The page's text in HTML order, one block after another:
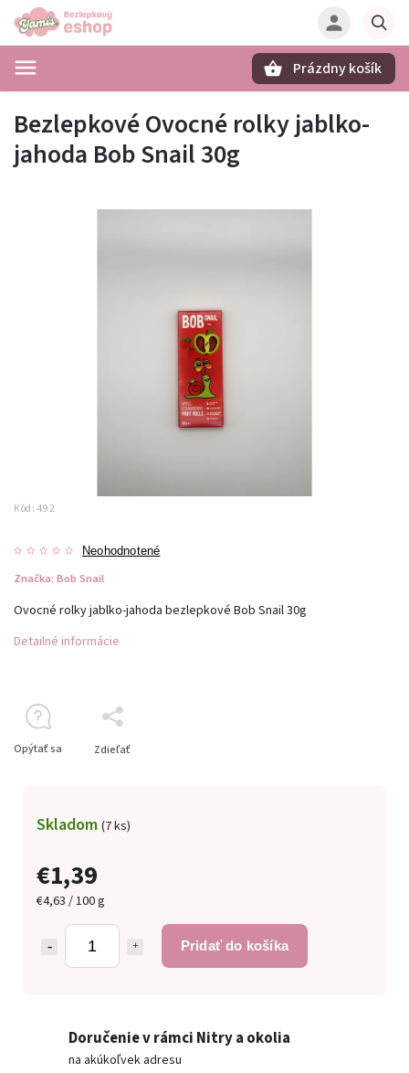
Prázdny košík
Bezlepkové Ovocné rolky jablko-
jahoda Bob Snail 30g
Kód: 492
Neohodnotené
Značka: Bob Snail
€1,39
€4,63 / 100 g
Pridať do košíka
Skladom (7 ks)
Ovocné rolky jablko-jahoda bezlepkové Bob Snail 30g
Detailné informácie
Opýtať sa Zdieľať
Doručenie v rámci Nitry a okolia
na akúkoľvek adresu